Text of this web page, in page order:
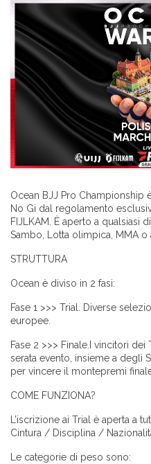
Ocean BJJ Pro Championship
No Gi dal regolamento
FIJLKAM. È aperto a qualsiasi
Sambo, Lotta olimpica, MMA o
STRUTTURA
Ocean è diviso in 2 fasi:
Fase 1 >>> Trial. Diverse
europee.
Fase 2 >>> Finale.I vincitori
serata evento, insieme a degli
per vincere il montepremi
COME FUNZIONA?
L’iscrizione ai Trial è aperta a
Cintura / Disciplina /
Le categorie di peso sono: